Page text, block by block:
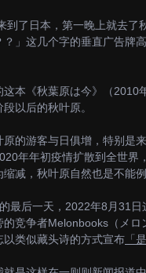
到了日本，第一晚上就去了
」这几个字的垂直广告牌
本《秋葉原は今》（2010
以后的秋叶原。
的游客与日俱增，特别是
年年初疫情扩散到全世界
减，秋叶原自然也是不能例
最后一天，2022年8月31
竞争者Melonbooks（メ
类似藏头诗的方式宣布 「